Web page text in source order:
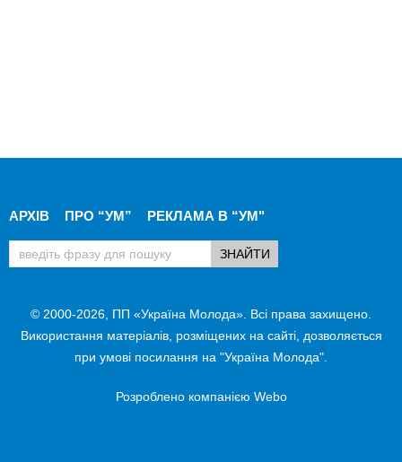
АРХІВ ПРО “УМ” РЕКЛАМА В “УМ"
© 2000-2026, ПП «Україна Молода». Всі права захищено.
Використання матеріалів, розміщених на сайті, дозволяється
при умові посилання на "Україна Молода".
Розроблено компанією Webo